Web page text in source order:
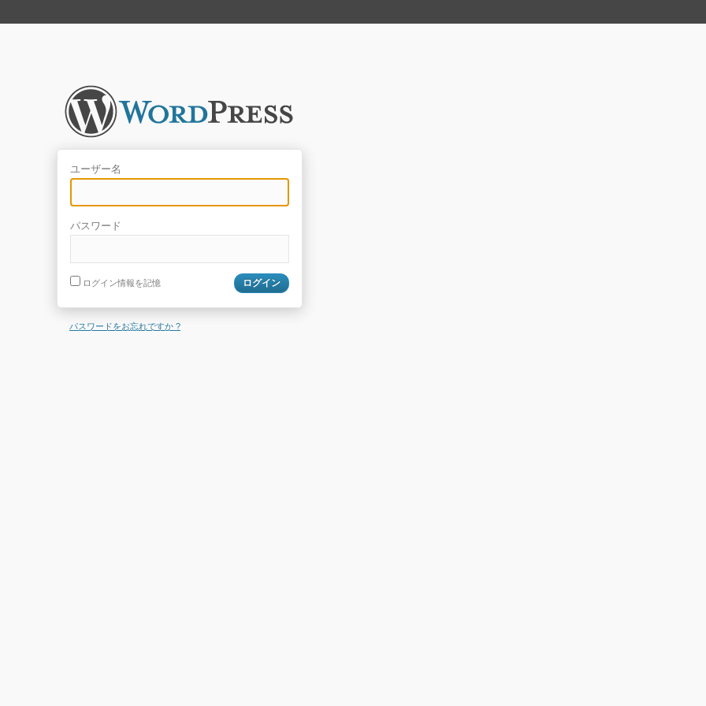
ユーザー名
パスワード
ログイン情報を記憶
パスワードをお忘れですか ?